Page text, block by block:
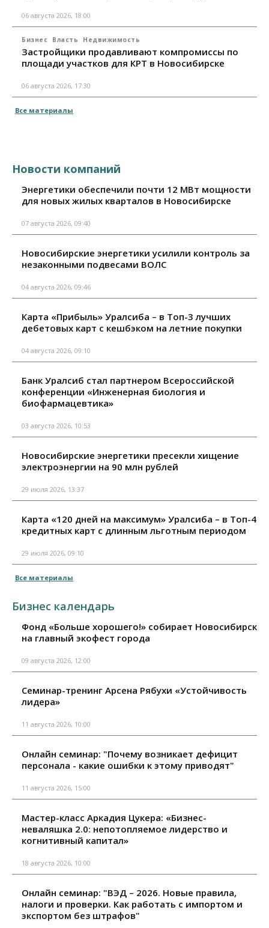
06 августа 2026, 18:00
Бизнес Власть Недвижимость
Застройщики продавливают компромиссы по
площади участков для КРТ в Новосибирске
06 августа 2026, 17:30
Все материалы
Новости компаний
Энергетики обеспечили почти 12 МВт мощности
для новых жилых кварталов в Новосибирске
07 августа 2026, 09:40
Новосибирские энергетики усилили контроль за
незаконными подвесами ВОЛС
04 августа 2026, 09:46
Карта «Прибыль» Уралсиба – в Топ-3 лучших
дебетовых карт с кешбэком на летние покупки
04 августа 2026, 09:10
Банк Уралсиб стал партнером Всероссийской
конференции «Инженерная биология и
биофармацевтика»
03 августа 2026, 10:53
Новосибирские энергетики пресекли хищение
электроэнергии на 90 млн рублей
29 июля 2026, 13:37
Карта «120 дней на максимум» Уралсиба – в Топ-4
кредитных карт с длинным льготным периодом
29 июля 2026, 09:10
Все материалы
Бизнес календарь
Фонд «Больше хорошего!» собирает Новосибирск
на главный экофест города
09 августа 2026, 12:00
Семинар-тренинг Арсена Рябухи «Устойчивость
лидера»
11 августа 2026, 10:00
Онлайн семинар: "Почему возникает дефицит
персонала - какие ошибки к этому приводят"
11 августа 2026, 15:00
Мастер-класс Аркадия Цукера: «Бизнес-
неваляшка 2.0: непотопляемое лидерство и
когнитивный капитал»
18 августа 2026, 10:00
Онлайн семинар: "ВЭД – 2026. Новые правила,
налоги и проверки. Как работать с импортом и
экспортом без штрафов"